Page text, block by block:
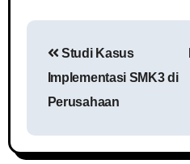
Studi Kasus
Implementasi SMK3 di
Perusahaan